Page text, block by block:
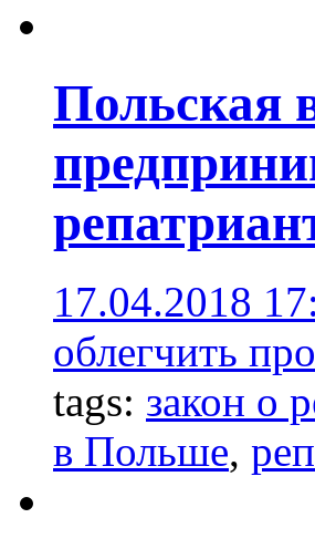
Польская
17.04.2018
облегчить
tags: закон о
в Польше,